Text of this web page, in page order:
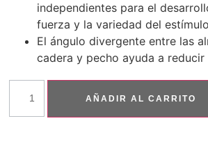
independientes para el
fuerza y la variedad del
El ángulo divergente entre las
cadera y pecho ayuda a reducir
AÑADIR AL CARRITO